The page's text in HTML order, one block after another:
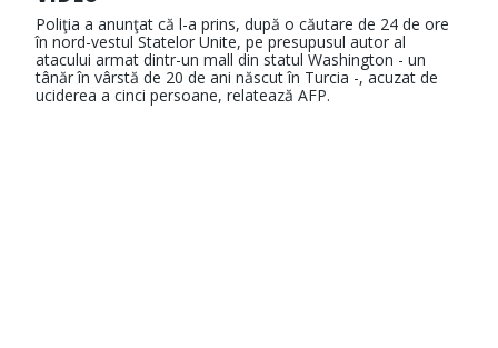
Poliţia a anunţat că l-a prins, după o căutare de 24 de ore
în nord-vestul Statelor Unite, pe presupusul autor al
atacului armat dintr-un mall din statul Washington - un
tânăr în vârstă de 20 de ani născut în Turcia -, acuzat de
uciderea a cinci persoane, relatează AFP.